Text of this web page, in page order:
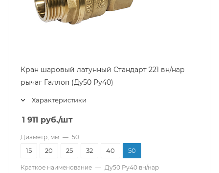
Кран шаровый латунный Стандарт 221 вн/нар
рычаг Галлоп (Ду50 Ру40)
Характеристики
1 911 руб./шт
Диаметр, мм — 50
15 20 25 32 40 50
Краткое наименование — Ду50 Ру40 вн/нар